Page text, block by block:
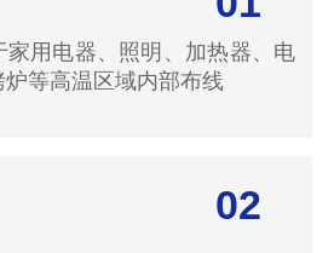
家用电器、照明、加热器、电
等高温区域内部布线
02